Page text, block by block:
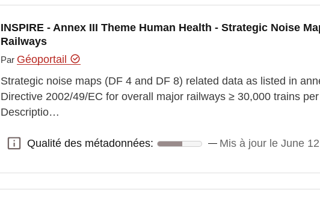
INSPIRE - Annex III Theme Human Health - Strategic Noise
Railways
Par Géoportail
Strategic noise maps (DF 4 and DF 8) related data as listed in
Directive 2002/49/EC for overall major railways ≥ 30,000 trains
Descriptio…
Qualité des métadonnées:
Qualité des métadonnées: Mis à jour le June